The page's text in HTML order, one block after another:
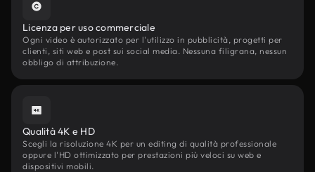
Licenza per uso commerciale
Ogni video è autorizzato per l'utilizzo in pubblicità, progetti per
clienti, siti web e post sui social media. Nessuna filigrana, nessun
obbligo di attribuzione.
Qualità 4K e HD
Scegli la risoluzione 4K per un editing di qualità professionale
oppure l'HD ottimizzato per prestazioni più veloci su web e
dispositivi mobili.